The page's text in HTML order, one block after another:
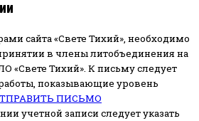
сайта «Свете Тихий», необходимо
в члены литобъединения на
«Свете Тихий». К письму следует
показывающие уровень
ПИСЬМО
учетной записи следует указать